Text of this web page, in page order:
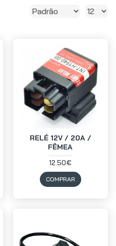
RELÉ 12V / 20A /
FÊMEA
12.50€
COMPRAR